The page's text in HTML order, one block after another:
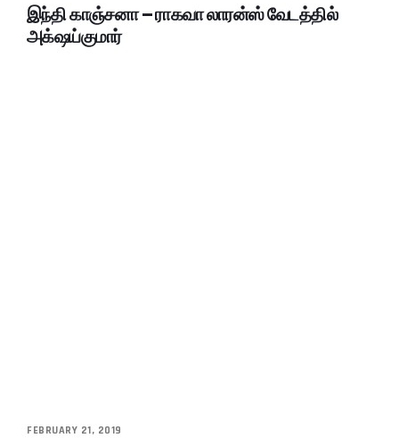
இந்தி காஞ்சனா – ராகவா லாரன்ஸ் வேடத்தில்
அக்‌ஷய்குமார்
FEBRUARY 21, 2019